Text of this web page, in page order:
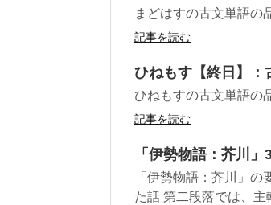
まどはすの古文単語の
記事を読む
ひねもす【終日】：
ひねもすの古文単語の
記事を読む
「伊勢物語：芥川
「伊勢物語：芥川」
た話 第二段落では、